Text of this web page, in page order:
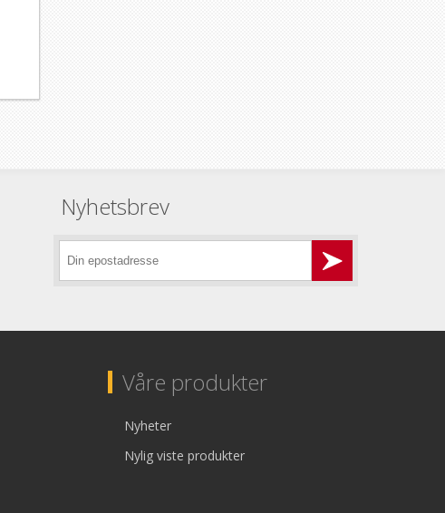
Nyhetsbrev
Våre produkter
Nyheter
Nylig viste produkter